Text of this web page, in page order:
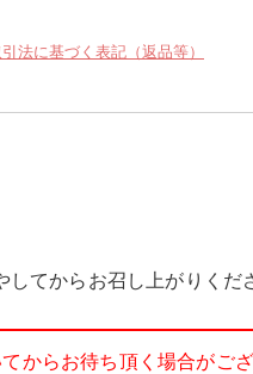
法に基づく表記（返品等）
てからお召し上がりくだ
からお待ち頂く場合がござ